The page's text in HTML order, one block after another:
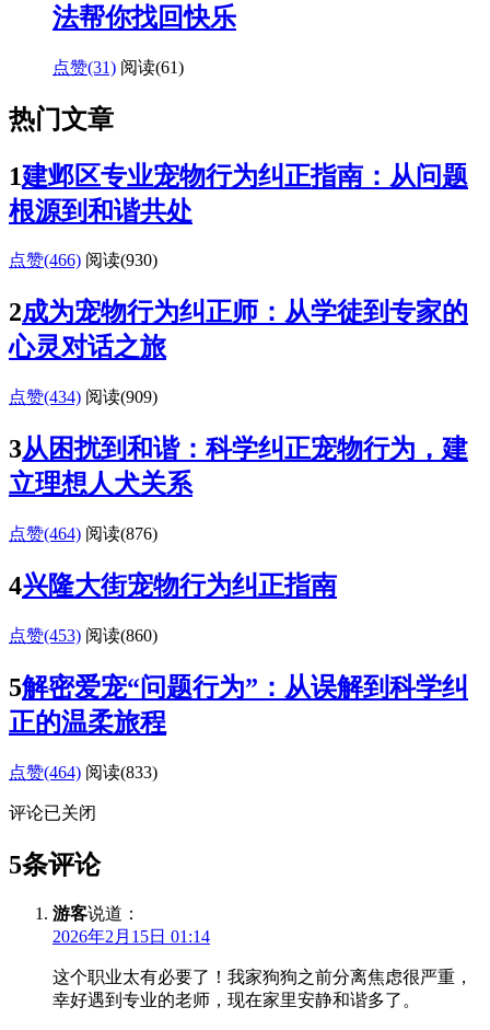
法帮你找回快乐
点赞(31) 阅读(61)
热门文章
1建邺区专业宠物行为纠正指南：从问题
根源到和谐共处
点赞(466) 阅读(930)
2成为宠物行为纠正师：从学徒到专家的
心灵对话之旅
点赞(434) 阅读(909)
3从困扰到和谐：科学纠正宠物行为，建
立理想人犬关系
点赞(464) 阅读(876)
4兴隆大街宠物行为纠正指南
点赞(453) 阅读(860)
5解密爱宠“问题行为”：从误解到科学纠
正的温柔旅程
点赞(464) 阅读(833)
评论已关闭
5条评论
游客说道：
2026年2月15日 01:14
这个职业太有必要了！我家狗狗之前分离焦虑很严重，
幸好遇到专业的老师，现在家里安静和谐多了。